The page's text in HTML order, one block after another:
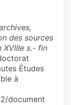
des sources
XVIIIe s.- fin
Études
à
document